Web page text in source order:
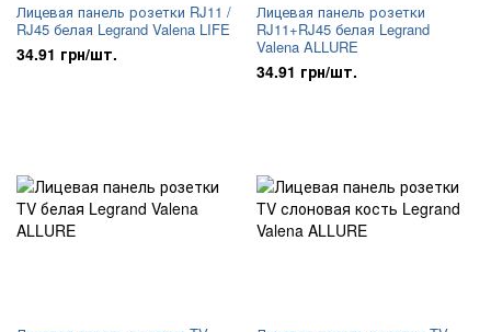
Лицевая панель розетки RJ11 /
RJ45 белая Legrand Valena LIFE
34.91 грн/шт.
Лицевая панель розетки
RJ11+RJ45 белая Legrand
Valena ALLURE
34.91 грн/шт.